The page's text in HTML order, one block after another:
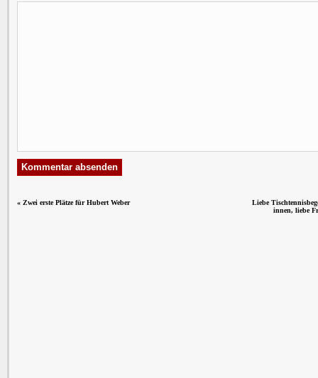
« Zwei erste Plätze für Hubert Weber
Liebe
innen, liebe